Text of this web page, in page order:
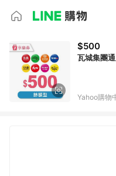
$500
瓦城集團
Yahoo購物